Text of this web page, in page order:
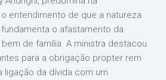
entendimento de que a natureza
o afastamento da
de família. A ministra destacou
para a obrigação propter rem
ligação da dívida com um